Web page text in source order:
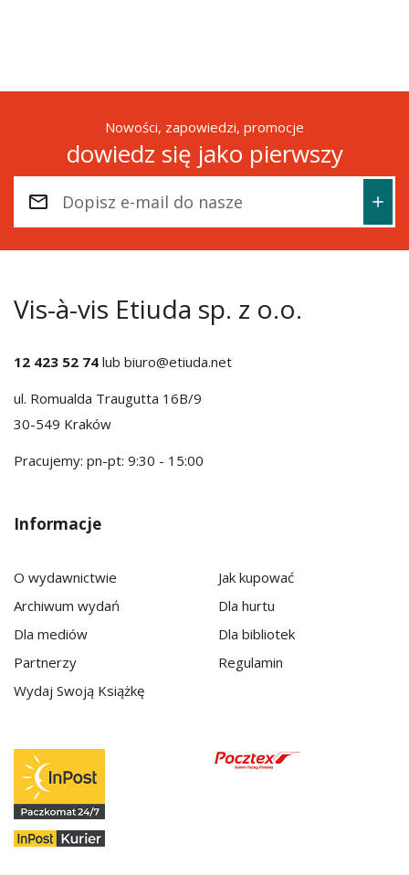
Nowości, zapowiedzi, promocje
dowiedz się jako pierwszy
Vis-à-vis Etiuda sp. z o.o.
12 423 52 74 lub biuro@etiuda.net
ul. Romualda Traugutta 16B/9
30-549 Kraków
Pracujemy: pn-pt: 9:30 - 15:00
Informacje
O wydawnictwie
Archiwum wydań
Dla mediów
Partnerzy
Wydaj Swoją Książkę
Jak kupować
Dla hurtu
Dla bibliotek
Regulamin